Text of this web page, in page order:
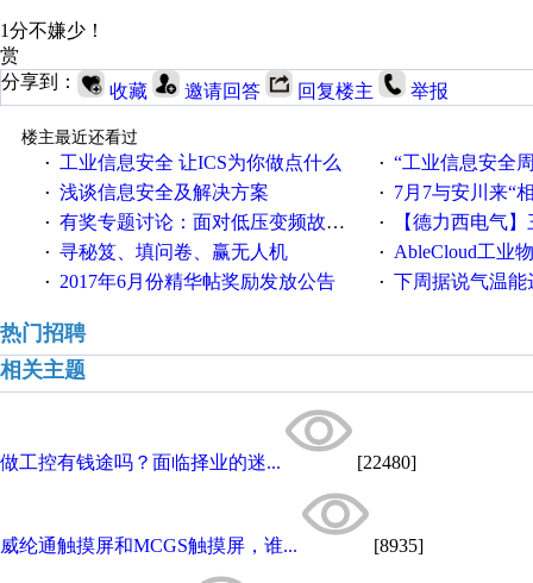
1分不嫌少！
赏
分享到：
收藏 邀请回答 回复楼主 举报
楼主最近还看过
·
工业信息安全 让ICS为你做点什么 · “工业信息安全周之我见”
· 浅谈信息安全及解决方案 · 7月7与安川来“
· 有奖专题讨论：面对低压变频故障，老手是这样解决的！ · 【德力西电气】三
· 寻秘笈、填问卷、赢无人机 · AbleCloud工业物联
· 2017年6月份精华帖奖励发放公告 · 下周据说气温能
热门招聘
相关主题
做工控有钱途吗？面临择业的迷... [22480]
威纶通触摸屏和MCGS触摸屏，谁... [8935]